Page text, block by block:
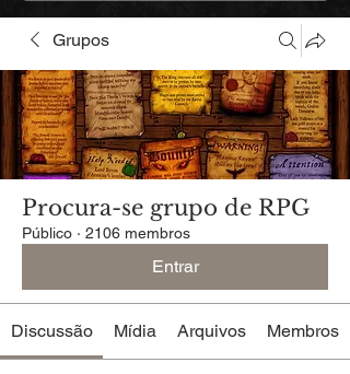
Grupos
Procura-se grupo de RPG
Público · 2106 membros
Entrar
Discussão Mídia Arquivos Membros